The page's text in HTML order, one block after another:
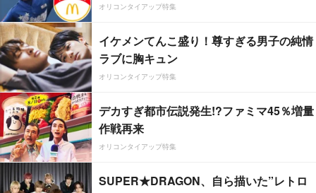
オリコンタイアップ特集
イケメンてんこ盛り！尊すぎる男子の純情
ラブに胸キュン
オリコンタイアップ特集
デカすぎ都市伝説発生!?ファミマ45％増量
作戦再来
オリコンタイアップ特集
SUPER★DRAGON、自ら描いた”レトロ